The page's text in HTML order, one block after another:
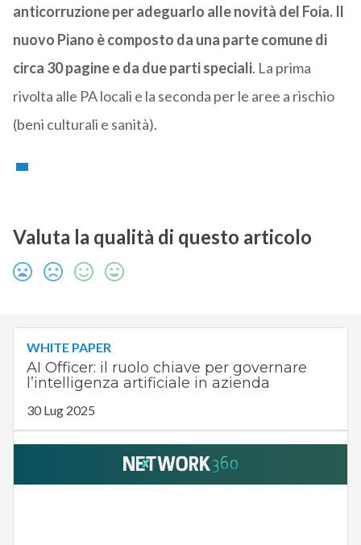
anticorruzione per adeguarlo alle novità del Foia. Il
nuovo Piano è composto da una parte comune di
circa 30 pagine e da due parti speciali. La prima
rivolta alle PA locali e la seconda per le aree a rischio
(beni culturali e sanità).
Valuta la qualità di questo articolo
WHITE PAPER
AI Officer: il ruolo chiave per governare
l’intelligenza artificiale in azienda
30 Lug 2025